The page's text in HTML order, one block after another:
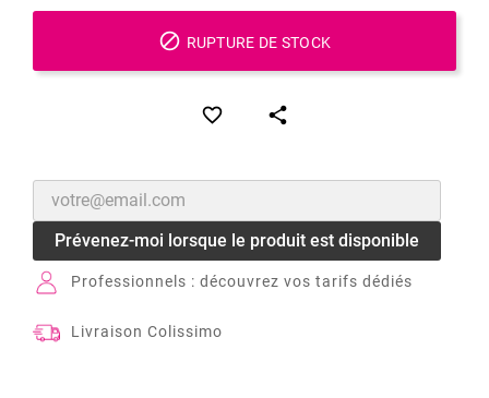
 RUPTURE DE STOCK
 
Prévenez-moi lorsque le produit est disponible
Professionnels : découvrez vos tarifs dédiés
Livraison Colissimo